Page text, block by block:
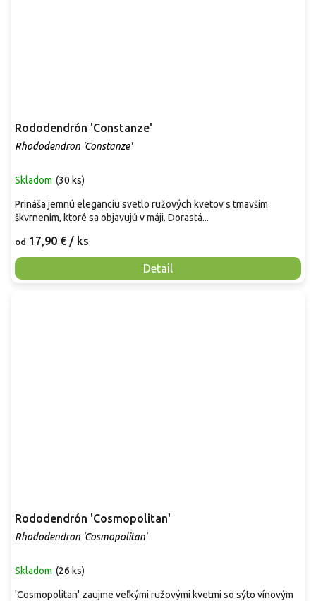
Rododendrón 'Constanze'
Rhododendron 'Constanze'
Skladom (30 ks)
od 17,90 € / ks
Detail
Prináša jemnú eleganciu svetlo ružových kvetov s tmavším
škvrnením, ktoré sa objavujú v máji. Dorastá...
Rododendrón 'Cosmopolitan'
Rhododendron 'Cosmopolitan'
Skladom (26 ks)
'Cosmopolitan' zaujme veľkými ružovými kvetmi so sýto vínovým